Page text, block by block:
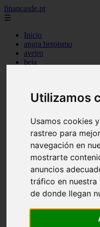
Utilizamos
Usamos cookies
rastreo para
navegación en
mostrarte
anuncios
tráfico en
de donde llegan
financasde.pt
☰
Inicio
angra heroismo
aveiro
beja
coimbra
faro
guarda
horta
leiria
madeira
ponta delgada
portalegre
porto
santarem
setubal